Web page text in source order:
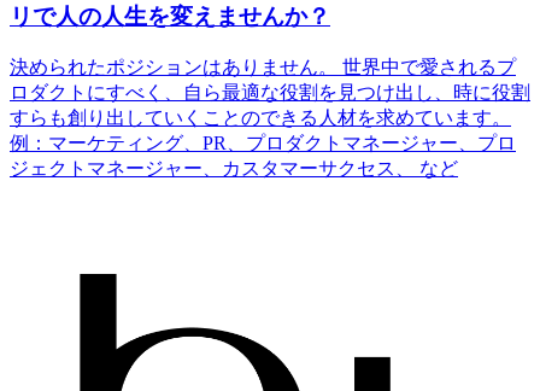
リで人の人生を変えませんか？
決められたポジションはありません。 世界中で愛されるプ
ロダクトにすべく、自ら最適な役割を見つけ出し、時に役割
すらも創り出していくことのできる人材を求めています。
例：マーケティング、PR、プロダクトマネージャー、プロ
ジェクトマネージャー、カスタマーサクセス、 など